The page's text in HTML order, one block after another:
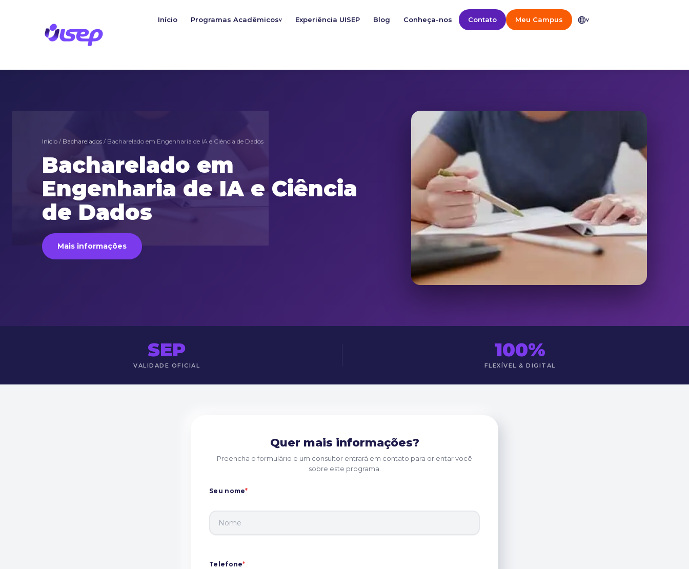
Início Programas Acadêmicosv Experiência UISEP Blog Conheça-nos Contato Meu Campus v
Início / Bacharelados / Bacharelado em Engenharia de IA e Ciência de Dados
Bacharelado em
Engenharia de IA e Ciência
de Dados
Mais informações
SEP
VALIDADE OFICIAL
100%
FLEXÍVEL & DIGITAL
Quer mais informações?
Preencha o formulário e um consultor entrará em contato para orientar você
sobre este programa.
Seu nome*
Telefone*